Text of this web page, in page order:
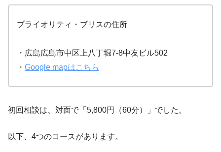
プライオリティ・ブリスの住所
・広島広島市中区上八丁堀7-8中友ビル502
・ Google mapはこちら
初回相談は、対面で「5,800円（60分）」でした。
以下、4つのコースがあります。